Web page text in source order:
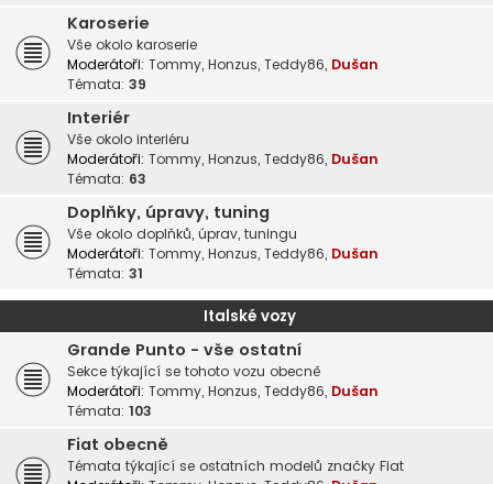
Karoserie
Vše okolo karoserie
Moderátoři: Tommy, Honzus, Teddy86, Dušan
Témata: 39
Interiér
Vše okolo interiéru
Moderátoři: Tommy, Honzus, Teddy86, Dušan
Témata: 63
Doplňky, úpravy, tuning
Vše okolo doplňků, úprav, tuningu
Moderátoři: Tommy, Honzus, Teddy86, Dušan
Témata: 31
Italské vozy
Grande Punto - vše ostatní
Sekce týkající se tohoto vozu obecně
Moderátoři: Tommy, Honzus, Teddy86, Dušan
Témata: 103
Fiat obecně
Témata týkající se ostatních modelů značky Fiat